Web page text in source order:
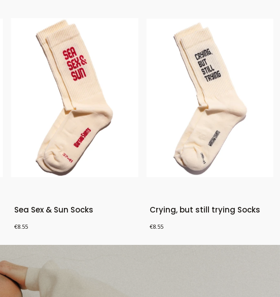
Sea Sex & Sun Socks
Price
€8.55
Crying, but still trying Socks
Price
€8.55